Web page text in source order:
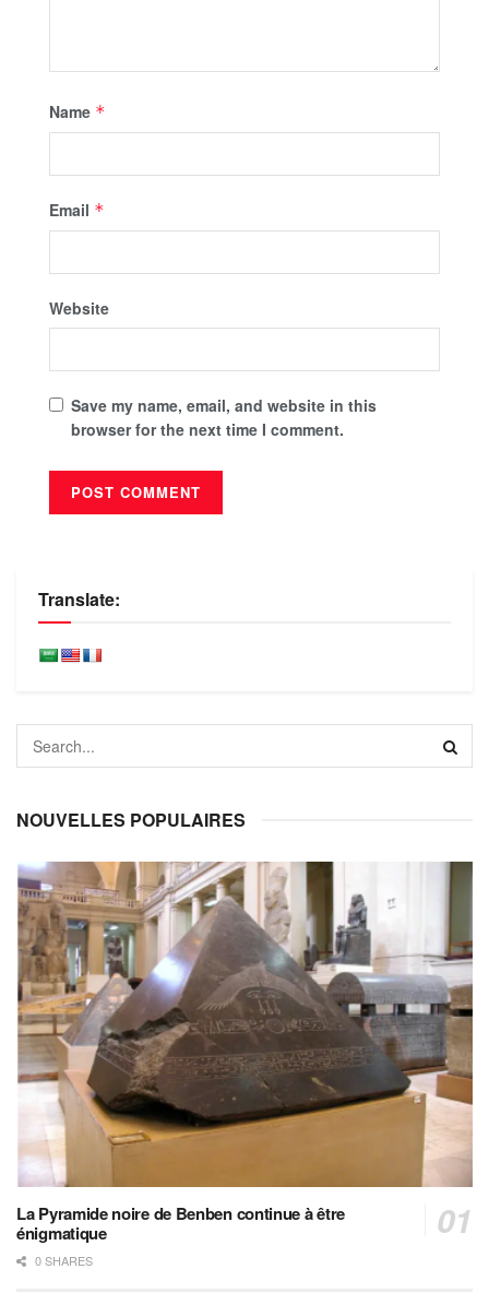
Name *
Email *
Website
Save my name, email, and website in this
browser for the next time I comment.
Translate:
NOUVELLES POPULAIRES
La Pyramide noire de Benben continue à être
énigmatique
0 SHARES